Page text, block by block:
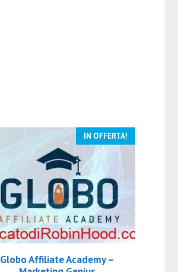
IN OFFERTA!
Globo Affiliate Academy –